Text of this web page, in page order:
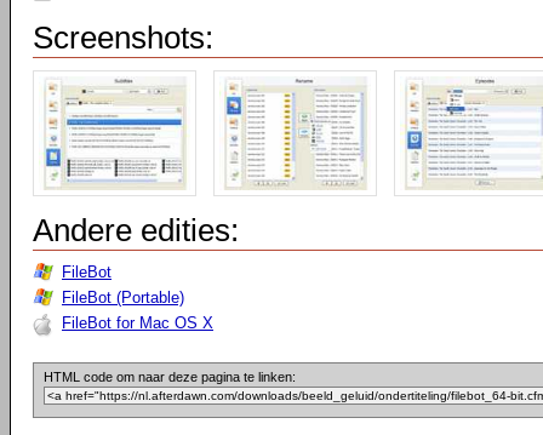
Screenshots:
Andere edities:
FileBot
FileBot (Portable)
FileBot for Mac OS X
HTML code om naar deze pagina te linken: